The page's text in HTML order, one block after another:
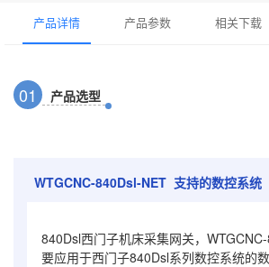
产品详情 产品参数 相关下载
01 产品选型
WTGCNC-840Dsl-NET 支持的数控系统
840Dsl西门子机床采集网关，
要应用于西门子840Dsl系列数控系统的数